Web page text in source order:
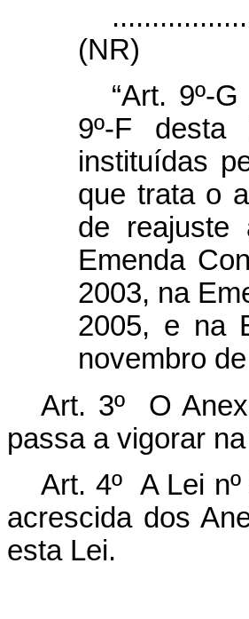
(NR)
“Art. 9º-
9º-F
instituídas
que trata o
de reajuste
Emenda
2003, na
2005, e na
novembro
Art. 3º O
passa a vigorar
Art. 4º A Lei
acrescida dos
esta Lei.